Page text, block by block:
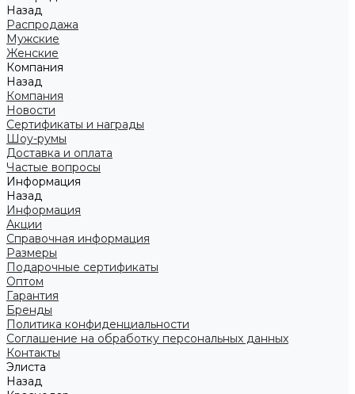
Назад
Распродажа
Мужские
Женские
Компания
Назад
Компания
Новости
Сертификаты и награды
Шоу-румы
Доставка и оплата
Частые вопросы
Информация
Назад
Информация
Акции
Справочная информация
Размеры
Подарочные сертификаты
Оптом
Гарантия
Бренды
Политика конфиденциальности
Соглашение на обработку персональных данных
Контакты
Элиста
Назад